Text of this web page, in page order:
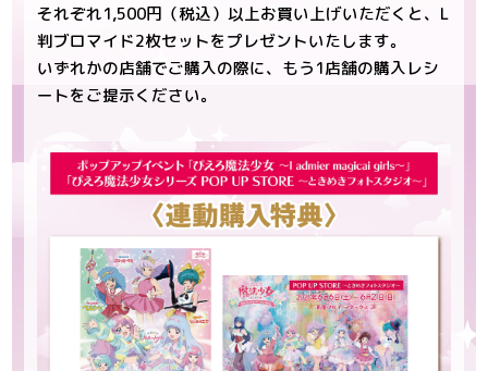
それぞれ1,500円（税込）以上お買い上げいただくと、L
判ブロマイド2枚セットをプレゼントいたします。
いずれかの店舗でご購入の際に、もう1店舗の購入レシ
ートをご提示ください。